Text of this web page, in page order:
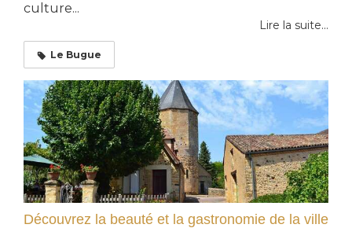
culture...
Lire la suite...
Le Bugue
Découvrez la beauté et la gastronomie de la ville